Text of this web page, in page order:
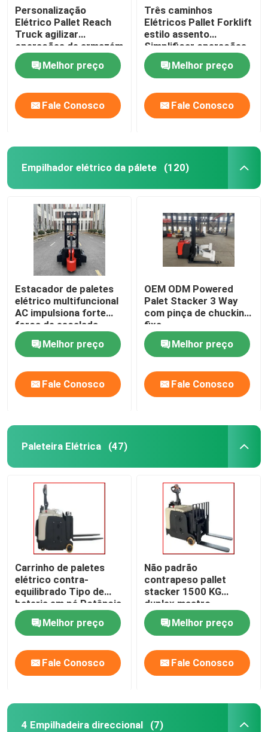
Personalização
Elétrico Pallet Reach
Truck agilizar
operações de armazém
Melhor preço
Fale Conosco
Três caminhos
Elétricos Pallet Forklift
estilo assento
Simplificar operações
de armazém
Melhor preço
Fale Conosco
Empilhador elétrico da pálete (120)
Estacador de paletes
elétrico multifuncional
AC impulsiona forte
força de escalada
Melhor preço
Fale Conosco
OEM ODM Powered
Palet Stacker 3 Way
com pinça de chucking
fixa
Melhor preço
Fale Conosco
Paleteira Elétrica (47)
Carrinho de paletes
elétrico contra-
equilibrado Tipo de
bateria em pé Potência
Melhor preço
Fale Conosco
Não padrão
contrapeso pallet
stacker 1500 KG
duplex mastro
Melhor preço
Fale Conosco
4 Empilhadeira direccional (7)